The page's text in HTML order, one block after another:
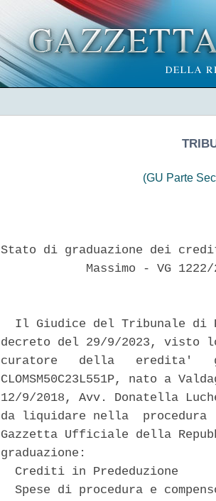
(GU Parte
Stato di graduazione dei
Massimo - VG
Il Giudice del Tribunale di
decreto del 29/9/2023, visto
curatore   della   eredita'
CLOMSM50C23L551P, nato a
12/9/2018, Avv. Donatella
da liquidare nella
Gazzetta Ufficiale della
graduazione:
  Crediti in Prededuzione
Spese di procedura e